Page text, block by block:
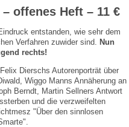
offenes Heft – 11 €
entstanden, wie sehr dem
Verfahren zuwider sind.
Nun
rechts!
Dierschs Autorenporträt über
Wiggo Manns Annäherung an
Berndt, Martin Sellners Antwort
und die verzweifelten
"Über den sinnlosen